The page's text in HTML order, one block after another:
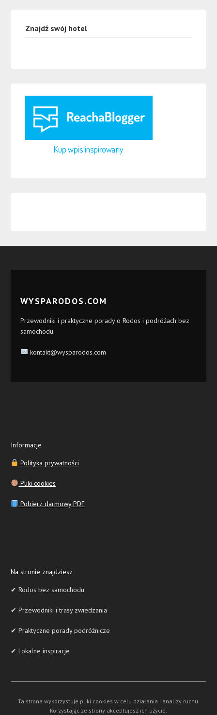
Znajdź swój hotel
WYSPARODOS.COM
Przewodniki i praktyczne porady o Rodos i podróżach bez
samochodu.
kontakt@wysparodos.com
Informacje
Polityka prywatności
Pliki cookies
Pobierz darmowy PDF
Na stronie znajdziesz
✔ Rodos bez samochodu
✔ Przewodniki i trasy zwiedzania
✔ Praktyczne porady podróżnicze
✔ Lokalne inspiracje
Ta strona wykorzystuje pliki cookies w celu działania i analizy ruchu.
Korzystając ze strony akceptujesz ich użycie.